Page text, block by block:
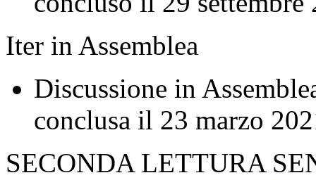
Iter in Assemblea
Discussione in
conclusa il 23 marzo
SECONDA LETTURA